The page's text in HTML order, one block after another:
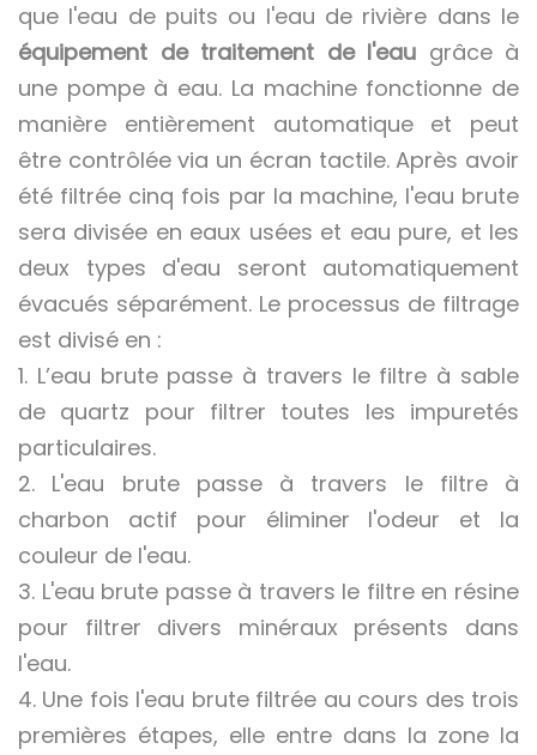
que l'eau de puits ou l'eau de rivière dans le
équipement de traitement de l'eau grâce à
une pompe à eau. La machine fonctionne de
manière entièrement automatique et peut
être contrôlée via un écran tactile. Après avoir
été filtrée cinq fois par la machine, l'eau brute
sera divisée en eaux usées et eau pure, et les
deux types d'eau seront automatiquement
évacués séparément. Le processus de filtrage
est divisé en :
1. L’eau brute passe à travers le filtre à sable
de quartz pour filtrer toutes les impuretés
particulaires.
2. L'eau brute passe à travers le filtre à
charbon actif pour éliminer l'odeur et la
couleur de l'eau.
3. L'eau brute passe à travers le filtre en résine
pour filtrer divers minéraux présents dans
l'eau.
4. Une fois l'eau brute filtrée au cours des trois
premières étapes, elle entre dans la zone la